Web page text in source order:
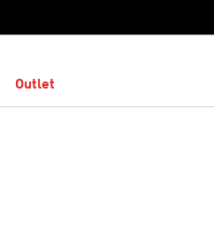
Outlet